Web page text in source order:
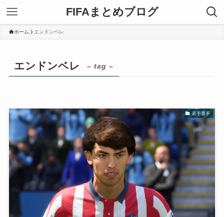
FIFAまとめブログ
ホーム エンドンベレ
エンドンベレ – tag –
若手選手